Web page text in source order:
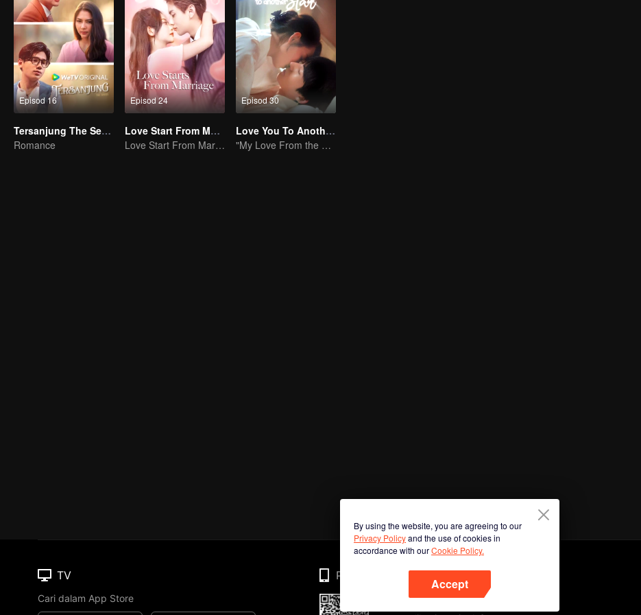
Episod 16
Tersanjung The Series
Romance
Episod 24
Love Start From Marriage
Love Start From Marriage
Episod 30
Love You To Another Star
"My Love From the Star" versi pendek
By using the website, you are agreeing to our
Privacy Policyand the use of cookies in
accordance with ourCookie Policy.
Accept
TV
Cari dalam App Store
Phone